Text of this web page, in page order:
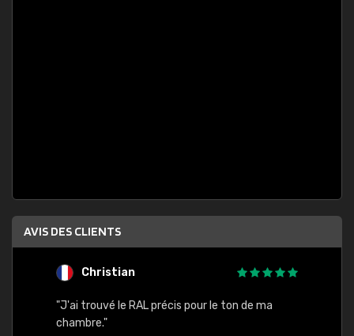
AVIS DES CLIENTS
Christian
"J'ai trouvé le RAL précis pour le ton de ma
chambre."